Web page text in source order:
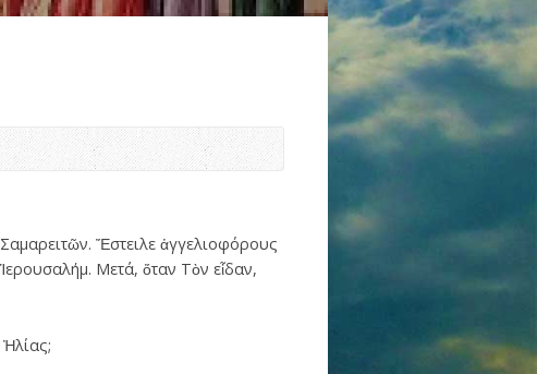
Ἔστειλε ἀγγελιοφόρους
Μετά, ὅταν Τὸν εἶδαν,